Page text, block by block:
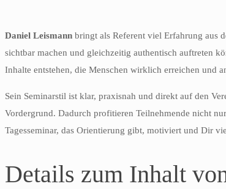
Daniel Leismann bringt als Referent viel Erfahrung aus
sichtbar machen und gleichzeitig authentisch auftreten
Inhalte entstehen, die Menschen wirklich erreichen und
Sein Seminarstil ist klar, praxisnah und direkt auf den
Vordergrund. Dadurch profitieren Teilnehmende nicht
Tagesseminar, das Orientierung gibt, motiviert und Dir
Details zum Inhalt